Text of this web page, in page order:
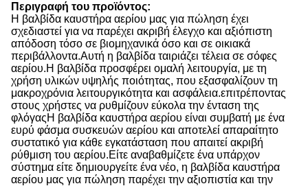
Περιγραφή του προϊόντος:
Η βαλβίδα καυστήρα αερίου μας για πώληση έχει
σχεδιαστεί για να παρέχει ακριβή έλεγχο και αξιόπιστη
απόδοση τόσο σε βιομηχανικά όσο και σε οικιακά
περιβάλλοντα.Αυτή η βαλβίδα ταιριάζει τέλεια σε σόφες
αερίου.Η βαλβίδα προσφέρει ομαλή λειτουργία, με τη
χρήση υλικών υψηλής ποιότητας, που εξασφαλίζουν τη
μακροχρόνια λειτουργικότητα και ασφάλεια.επιτρέποντας
στους χρήστες να ρυθμίζουν εύκολα την ένταση της
φλόγαςΗ βαλβίδα καυστήρα αερίου είναι συμβατή με ένα
ευρύ φάσμα συσκευών αερίου και αποτελεί απαραίτητο
συστατικό για κάθε εγκατάσταση που απαιτεί ακριβή
ρύθμιση του αερίου.Είτε αναβαθμίζετε ένα υπάρχον
σύστημα είτε δημιουργείτε ένα νέο, η βαλβίδα καυστήρα
αερίου μας για πώληση παρέχει την αξιοπιστία και την